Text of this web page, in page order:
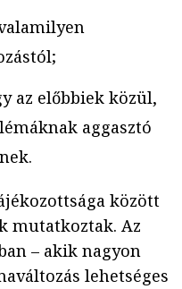
az előbbiek közül,
aggasztó
között
mutatkoztak. Az
– akik nagyon
lehetséges